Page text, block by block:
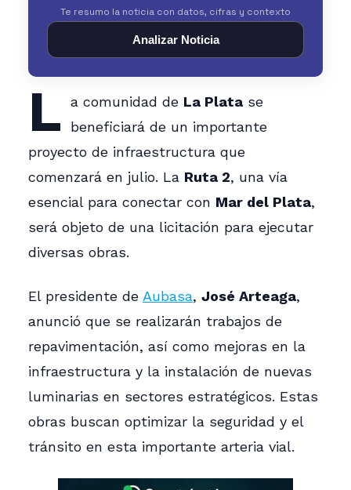
Te resumo la noticia con datos, cifras y contexto
Analizar Noticia
L a comunidad de La Platase
beneficiará de un importante
proyecto de infraestructura que
comenzará en julio. La Ruta 2, una vía
esencial para conectar con Mar del Plata,
será objeto de una licitación para ejecutar
diversas obras.
El presidente de Aubasa, José Arteaga,
anunció que se realizarán trabajos de
repavimentación, así como mejoras en la
infraestructura y la instalación de nuevas
luminarias en sectores estratégicos. Estas
obras buscan optimizar la seguridad y el
tránsito en esta importante arteria vial.